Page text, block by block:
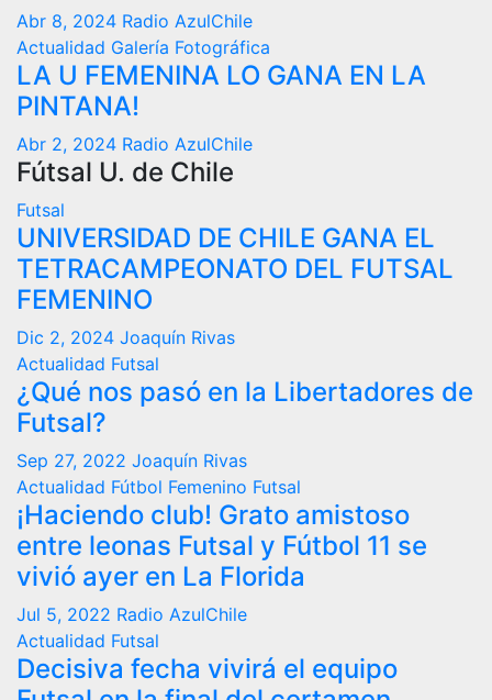
Abr 8, 2024 Radio AzulChile
Actualidad Galería Fotográfica
LA U FEMENINA LO GANA EN LA
PINTANA!
Abr 2, 2024 Radio AzulChile
Fútsal U. de Chile
Futsal
UNIVERSIDAD DE CHILE GANA EL
TETRACAMPEONATO DEL FUTSAL
FEMENINO
Dic 2, 2024 Joaquín Rivas
Actualidad Futsal
¿Qué nos pasó en la Libertadores de
Futsal?
Sep 27, 2022 Joaquín Rivas
Actualidad Fútbol Femenino Futsal
¡Haciendo club! Grato amistoso
entre leonas Futsal y Fútbol 11 se
vivió ayer en La Florida
Jul 5, 2022 Radio AzulChile
Actualidad Futsal
Decisiva fecha vivirá el equipo